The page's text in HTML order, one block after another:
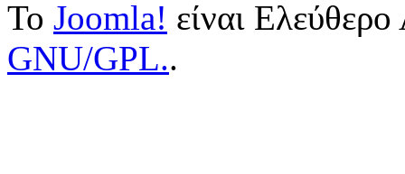
Το Joomla! είναι
GNU/GPL..